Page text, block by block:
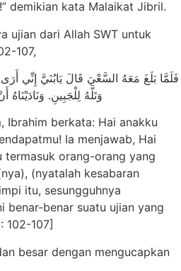
demikian kata Malaikat Jibril.
ujian dari Allah SWT untuk
107,
فَلَمَّا بَلَغَ مَعَهُ السَّعْيَ قَالَ يَابُنَيَّ إِنِّي
وَتَلَّهُ لِلْجَبِينِ.
Ibrahim berkata: Hai anakku
Ia menjawab, Hai
termasuk orang-orang yang
(nyatalah kesabaran
itu, sesungguhnya
benar-benar suatu ujian yang
102-107]
besar dengan mengucapkan